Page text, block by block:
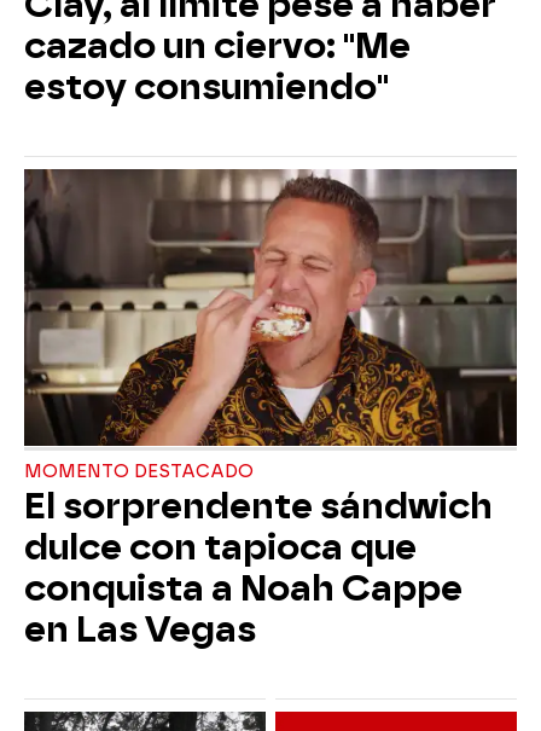
cazado un ciervo: "Me
estoy consumiendo"
MOMENTO DESTACADO
El sorprendente sándwich
dulce con tapioca que
conquista a Noah Cappe
en Las Vegas